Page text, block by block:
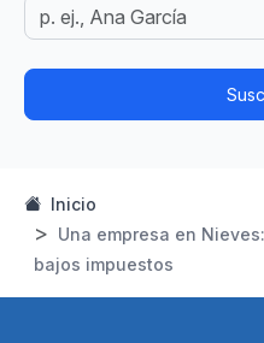
Inicio
Una empresa en
bajos impuestos